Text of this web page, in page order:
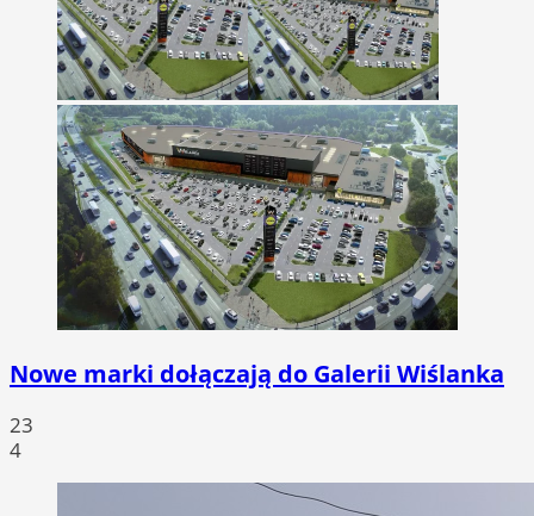
Nowe marki dołączają do Galerii Wiślanka
23
4